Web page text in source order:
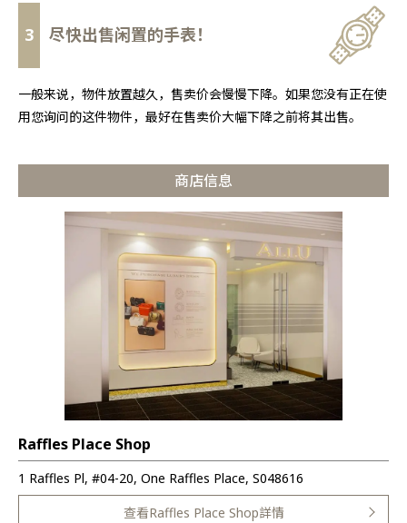
3 尽快出售闲置的手表！
一般来说，物件放置越久，售卖价会慢慢下降。如果您没有正在使
用您询问的这件物件，最好在售卖价大幅下降之前将其出售。
商店信息
Raffles Place Shop
1 Raffles Pl, #04-20, One Raffles Place, S048616
查看Raffles Place Shop詳情